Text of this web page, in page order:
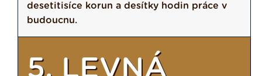
desetitisíce korun a desítky hodin práce v
budoucnu.
5. LEVNÁ